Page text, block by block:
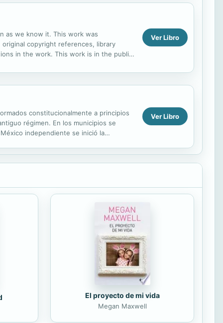
as we know it. This work was
copyright references, library
in the work. This work is in the public
Ver Libro
constitucionalmente a principios
régimen. En los municipios se
independiente se inició la
Ver Libro
El proyecto de mi vida
Megan Maxwell